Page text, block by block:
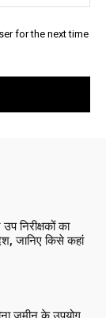
for the next time
निरीक्षकों का
जानिए किसे कहां